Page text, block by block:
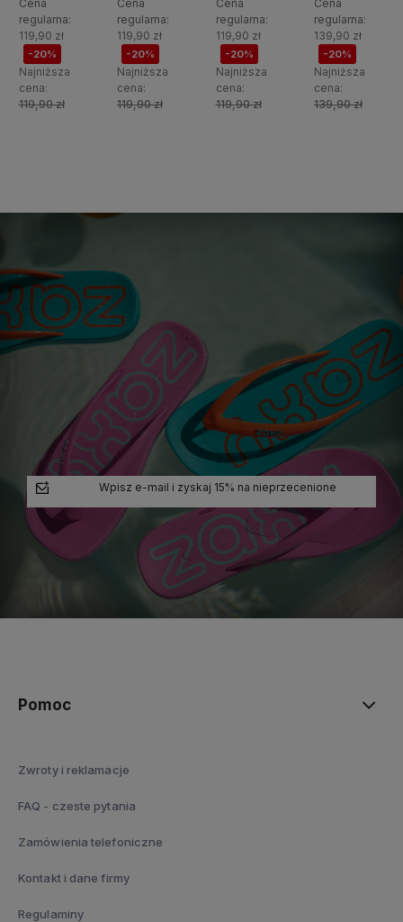
Cena
regularna:
119,90 zł
-20%
Najniższa
cena:
119,90 zł
Cena
regularna:
119,90 zł
-20%
Najniższa
cena:
119,90 zł
Cena
regularna:
119,90 zł
-20%
Najniższa
cena:
119,90 zł
Cena
regularna:
139,90 zł
-20%
Najniższa
cena:
139,90 zł
Wpisz e-mail i zyskaj 15% na nieprzecenione
Pomoc
Zwroty i reklamacje
FAQ - czeste pytania
Zamówienia telefoniczne
Kontakt i dane firmy
Regulaminy